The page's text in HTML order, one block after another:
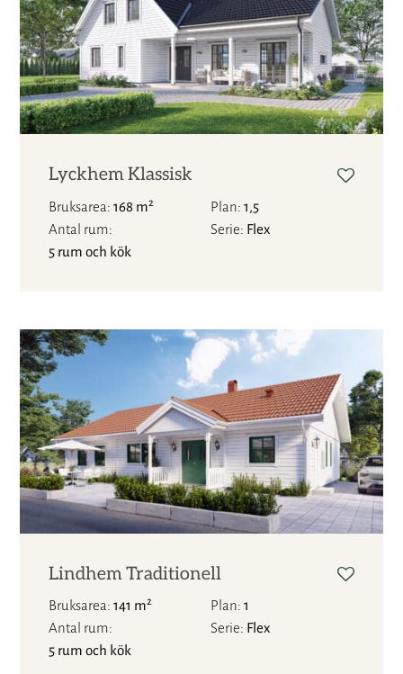
Lyckhem Klassisk
Bruksarea 168 m2 Plan 1,5
Antal rum
5 rum och kök
Serie Flex
Lindhem Traditionell
Bruksarea 141 m2 Plan 1
Antal rum
5 rum och kök
Serie Flex